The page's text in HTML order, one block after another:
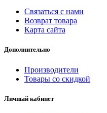
Связаться с нами
Возврат товара
Карта сайта
Дополнительно
Производители
Товары со скидкой
Личный кабинет